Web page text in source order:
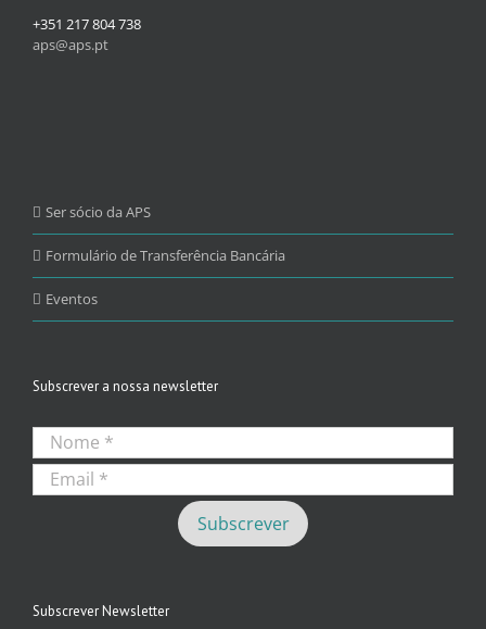
+351 217 804 738
aps@aps.pt
Ser sócio da APS
Formulário de Transferência Bancária
Eventos
Subscrever a nossa newsletter
Subscrever Newsletter